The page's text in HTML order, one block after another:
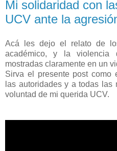
Mi solidaridad con
UCV ante la
Acá les dejo el relato de
académico, y la violencia
mostradas claramente en un
Sirva el presente post como
las autoridades y a todas las
voluntad de mi querida UCV.